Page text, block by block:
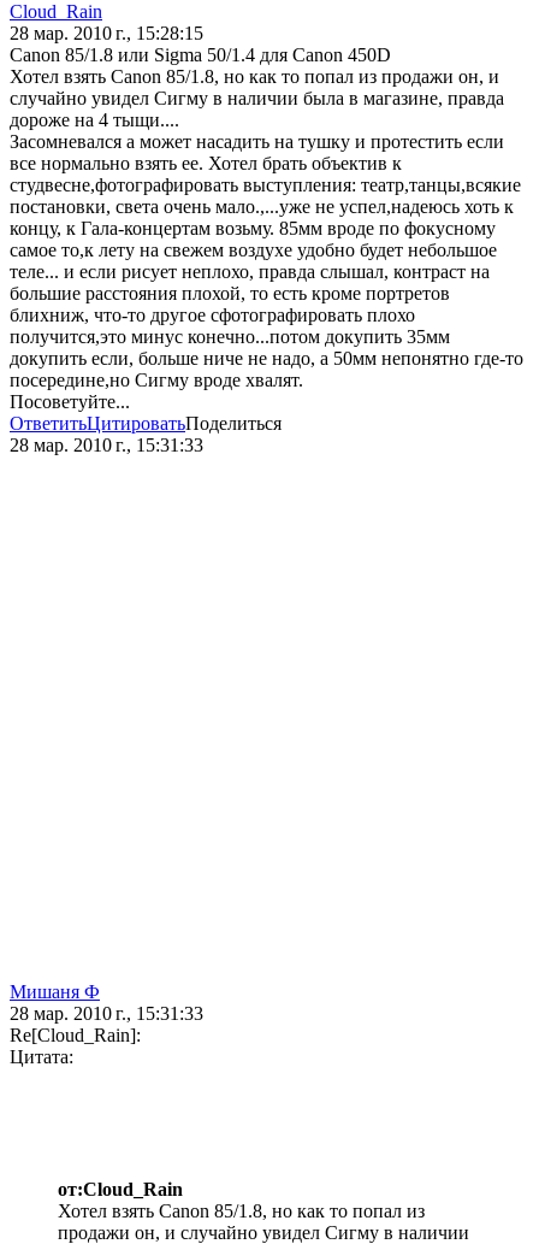
Cloud_Rain
28 мар. 2010 г., 15:28:15
Canon 85/1.8 или Sigma 50/1.4 для Canon 450D
Хотел взять Canon 85/1.8, но как то попал из продажи он, и
случайно увидел Сигму в наличии была в магазине, правда
дороже на 4 тыщи....
Засомневался а может насадить на тушку и протестить если
все нормально взять ее. Хотел брать объектив к
студвесне,фотографировать выступления: театр,танцы,всякие
постановки, света очень мало.,...уже не успел,надеюсь хоть к
концу, к Гала-концертам возьму. 85мм вроде по фокусному
самое то,к лету на свежем воздухе удобно будет небольшое
теле... и если рисует неплохо, правда слышал, контраст на
большие расстояния плохой, то есть кроме портретов
блихниж, что-то другое сфотографировать плохо
получится,это минус конечно...потом докупить 35мм
докупить если, больше ниче не надо, а 50мм непонятно где-то
посередине,но Сигму вроде хвалят.
Посоветуйте...
ОтветитьЦитироватьПоделиться
28 мар. 2010 г., 15:31:33
Мишаня Ф
28 мар. 2010 г., 15:31:33
Re[Cloud_Rain]:
Цитата:
от:Cloud_Rain
Хотел взять Canon 85/1.8, но как то попал из
продажи он, и случайно увидел Сигму в наличии